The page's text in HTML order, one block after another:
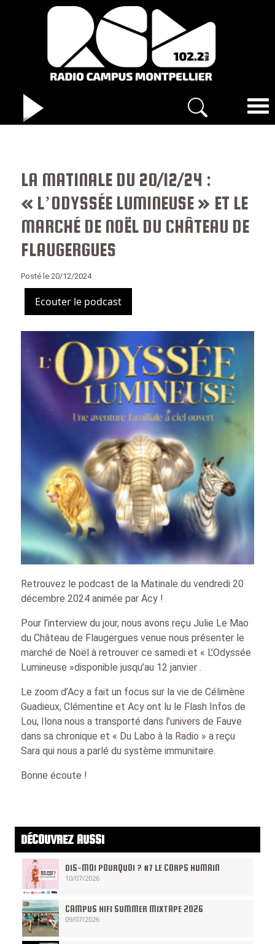
LA MATINALE DU 20/12/24 :
« L’ODYSSÉE LUMINEUSE » ET LE
MARCHÉ DE NOËL DU CHÂTEAU DE
FLAUGERGUES
Posté le 20/12/2024
Ecouter le podcast
Retrouvez le podcast de la Matinale du vendredi 20
décembre 2024 animée par Acy !
Pour l’interview du jour, nous avons reçu Julie Le Mao
du Château de Flaugergues venue nous présenter le
marché de Noël à retrouver ce samedi et « L’Odyssée
Lumineuse »disponible jusqu’au 12 janvier .
Le zoom d’Acy a fait un focus sur la vie de Célimène
Guadieux, Clémentine et Acy ont lu le Flash Infos de
Lou, Ilona nous a transporté dans l’univers de Fauve
dans sa chronique et « Du Labo à la Radio » a reçu
Sara qui nous a parlé du système immunitaire.
Bonne écoute !
DÉCOUVREZ AUSSI
DIS-MOI POURQUOI ? #7 LE CORPS HUMAIN
10/07/2026
CAMPUS HIFI SUMMER MIXTAPE 2026
09/07/2026